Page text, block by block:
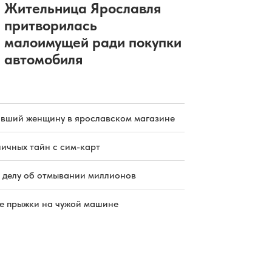
Жительница Ярославля
притворилась
малоимущей ради покупки
автомобиля
женщину в ярославском магазине
тайн с сим-карт
об отмывании миллионов
прыжки на чужой машине